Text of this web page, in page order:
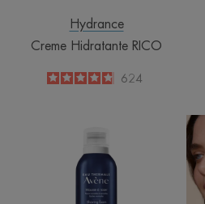
Hydrance
Creme Hidratante RICO
4.8
/
5
624
de
Barbear